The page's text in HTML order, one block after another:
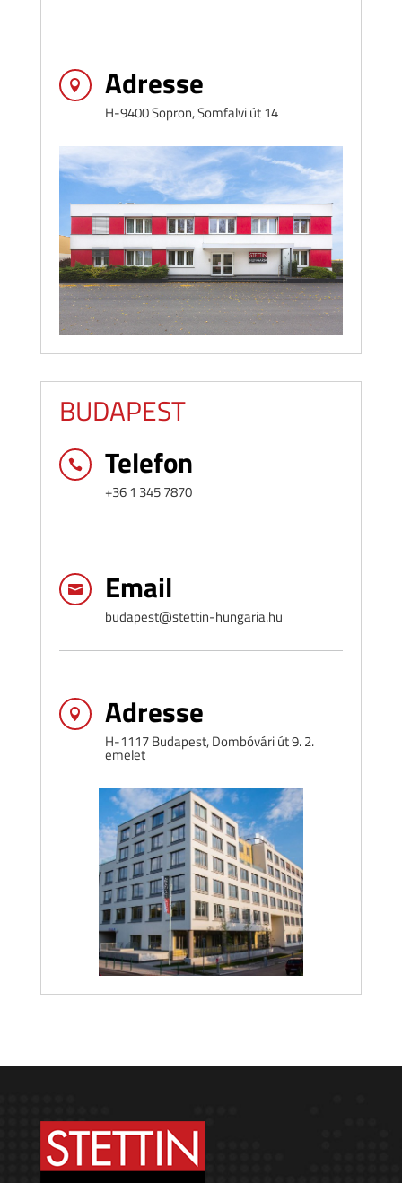
 Adresse
H-9400 Sopron, Somfalvi út 14
BUDAPEST
 Telefon
+36 1 345 7870
 Email
budapest@stettin-hungaria.hu
 Adresse
H-1117 Budapest, Dombóvári út 9. 2.
emelet